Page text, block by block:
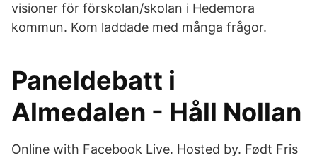
visioner för förskolan/skolan i Hedemora
kommun. Kom laddade med många frågor.
Paneldebatt i
Almedalen - Håll Nollan
Online with Facebook Live. Hosted by. Født Fris